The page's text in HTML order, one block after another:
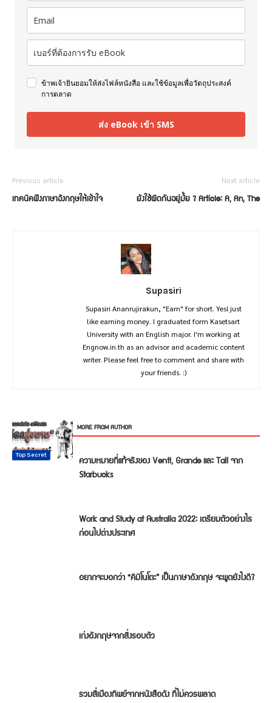
ข้าพเจ้ายินยอมให้ส่งไฟล์หนังสือ และใช้ข้อมูลเพื่อวัตถุประสงค์
การตลาด
ส่ง eBook เข้า SMS
Previous article
เทคนิคฟังภาษาอังกฤษให้เข้าใจ
Next article
ยังใช้ผิดกันอยู่มั้ย ? Article: A, An, The
Supasiri
Supasiri Ananrujirakun, "Earn" for short. Yes! just
like earning money. I graduated form Kasetsart
University with an English major. I'm working at
Engnow.in.th as an advisor and academic content
writer. Please feel free to comment and share with
your friends. :)
RELATED ARTICLES MORE FROM AUTHOR
Top Secret
ความหมายที่แท้จริงของ Venti, Grande และ Tall จาก
Starbucks
Cheer up
Work and Study at Australia 2022: เตรียมตัวอย่างไร
ก่อนไปต่างประเทศ
Top Secret
อยากจะบอกว่า “คิมิโนโตะ” เป็นภาษาอังกฤษ จะพูดยังไงดี?
Top Secret
เก่งอังกฤษจากสิ่งรอบตัว
Top Secret
รวมสี่เมืองทิพย์จากหนังสือดัง ที่ไม่ควรพลาด
Top Secret